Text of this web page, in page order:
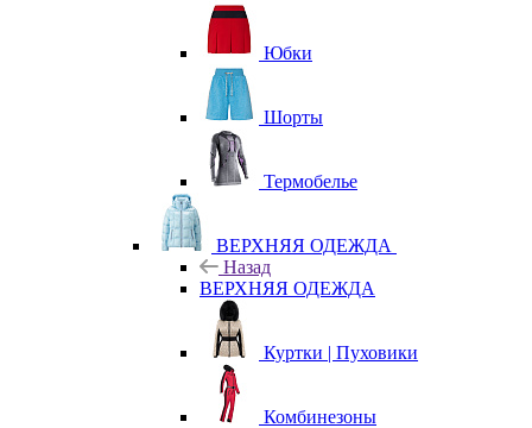
Юбки
Шорты
Термобелье
ВЕРХНЯЯ ОДЕЖДА
Назад
ВЕРХНЯЯ ОДЕЖДА
Куртки | Пуховики
Комбинезоны